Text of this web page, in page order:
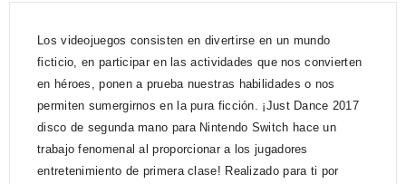
Los videojuegos consisten en divertirse en un mundo
ficticio, en participar en las actividades que nos convierten
en héroes, ponen a prueba nuestras habilidades o nos
permiten sumergirnos en la pura ficción. ¡Just Dance 2017
disco de segunda mano para Nintendo Switch hace un
trabajo fenomenal al proporcionar a los jugadores
entretenimiento de primera clase! Realizado para ti por